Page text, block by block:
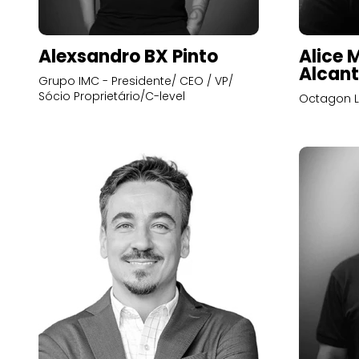
Alexsandro BX Pinto
Grupo IMC - Presidente/ CEO / VP/
Sócio Proprietário/C-level
Alice
Octagon